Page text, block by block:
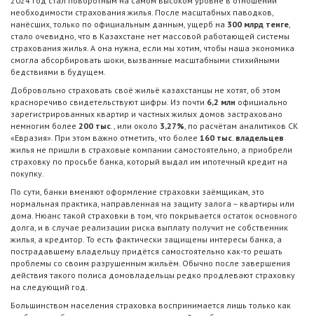
необходимости страхования жилья. После масштабных паводков,
нанёсших, только по официальным данным, ущерб на 300 млрд тенге,
стало очевидно, что в Казахстане нет массовой работающей системы
страхования жилья. А она нужна, если мы хотим, чтобы наша экономика
смогла абсорбировать шоки, вызванные масштабными стихийными
бедствиями в будущем.
Добровольно страховать своё жильё казахстанцы не хотят, об этом
красноречиво свидетельствуют цифры. Из почти 6,2 млн официально
зарегистрированных квартир и частных жилых домов застраховано
немногим более 200 тыс., или около 3,27%, по расчётам аналитиков СК
«Евразия». При этом важно отметить, что более 160 тыс. владельцев
жилья не пришли в страховые компании самостоятельно, а приобрели
страховку по просьбе банка, который выдал им ипотечный кредит на
покупку.
По сути, банки вменяют оформление страховки заёмщикам, это
нормальная практика, направленная на защиту залога – квартиры или
дома. Нюанс такой страховки в том, что покрывается остаток основного
долга, и в случае реализации риска выплату получит не собственник
жилья, а кредитор. То есть фактически защищены интересы банка, а
пострадавшему владельцу придётся самостоятельно как-то решать
проблемы со своим разрушенным жильём. Обычно после завершения
действия такого полиса домовладельцы редко продлевают страховку
на следующий год.
Большинством населения страховка воспринимается лишь только как